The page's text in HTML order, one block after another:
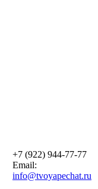
+7 (922) 944-77-77
Email:
info@tvoyapechat.ru